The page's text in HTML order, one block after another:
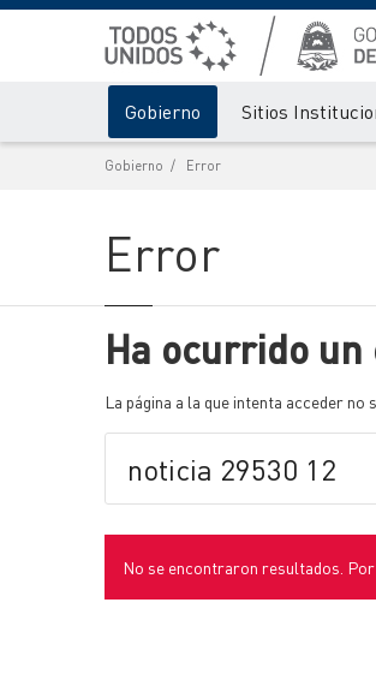
Gobierno Sitios
Gobierno Error
Error
Ha ocurrido
La página a la que intenta acceder no
No se encontraron resultados. Por